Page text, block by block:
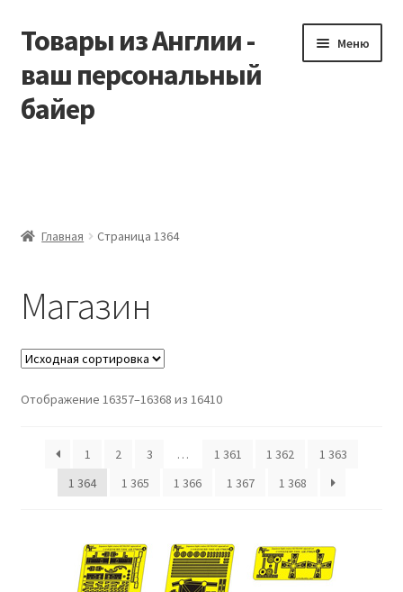
Перейти
навигации
Перейти
содержимому
Товары из Англии -
ваш персональный
байер
Меню
Заказать Vitabiotics
Контакты
Оформление заказа
Главная Страница 1364
Магазин
Отображение 16357–16368 из 16410
1 2 3 … 1 361 1 362
1 363
1 364
1 365 1 366 1 367 1 368